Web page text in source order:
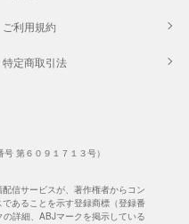
ご利用規約
特定商取引法
信サービスが、著作権者からコン
あることを示す登録商標（登録番
詳細、ABJマークを掲示している